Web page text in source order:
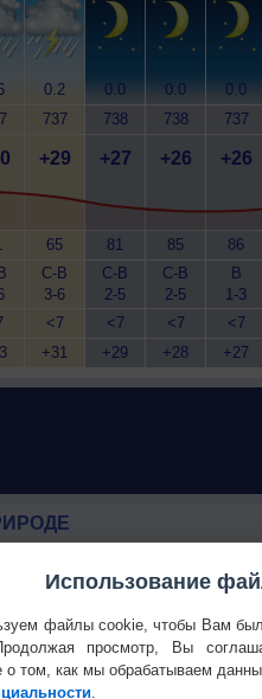
0.2
737
+29
65
С-В
3-6
<7
+31
0.0
738
+27
81
С-В
2-5
<7
+29
0.0
738
+26
85
С-В
2-5
<7
+28
0.0
737
+26
86
В
1-3
<7
+27
влияет на
В Приморье
морские волны
Использование
файлы cookie, чтобы Вам
просмотр, Вы
о том, как мы обрабатываем
.